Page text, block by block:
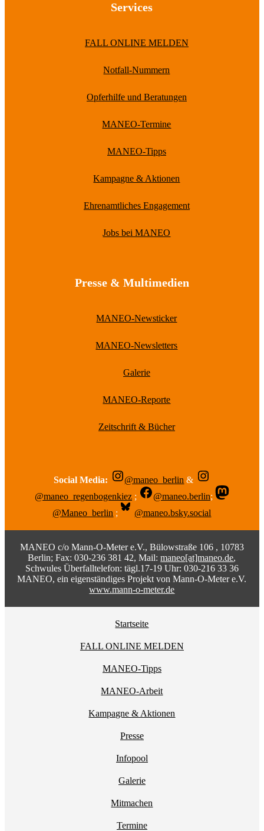
Services
FALL ONLINE MELDEN
Notfall-Nummern
Opferhilfe und Beratungen
MANEO-Termine
MANEO-Tipps
Kampagne & Aktionen
Ehrenamtliches Engagement
Jobs bei MANEO
Presse & Multimedien
MANEO-Newsticker
MANEO-Newsletters
Galerie
MANEO-Reporte
Zeitschrift & Bücher
Social Media: @maneo_berlin &
@maneo_regenbogenkiez ; @maneo.berlin;
@Maneo_berlin ; @maneo.bsky.social
MANEO c/o Mann-O-Meter e.V., Bülowstraße 106 , 10783
Berlin; Fax: 030-236 381 42, Mail:maneo[at]maneo.de,
Schwules Überfalltelefon: tägl.17-19 Uhr: 030-216 33 36
MANEO, ein eigenständiges Projekt von Mann-O-Meter e.V.
www.mann-o-meter.de
Startseite
FALL ONLINE MELDEN
MANEO-Tipps
MANEO-Arbeit
Kampagne & Aktionen
Presse
Infopool
Galerie
Mitmachen
Termine